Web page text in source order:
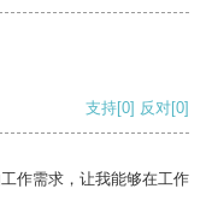
支持[0] 反对[0]
作需求，让我能够在工作